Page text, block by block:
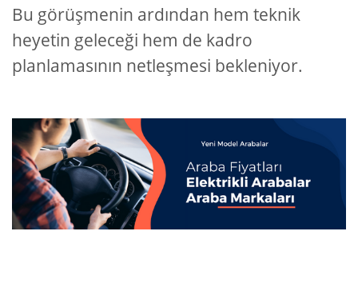
Bu görüşmenin ardından hem teknik
heyetin geleceği hem de kadro
planlamasının netleşmesi bekleniyor.